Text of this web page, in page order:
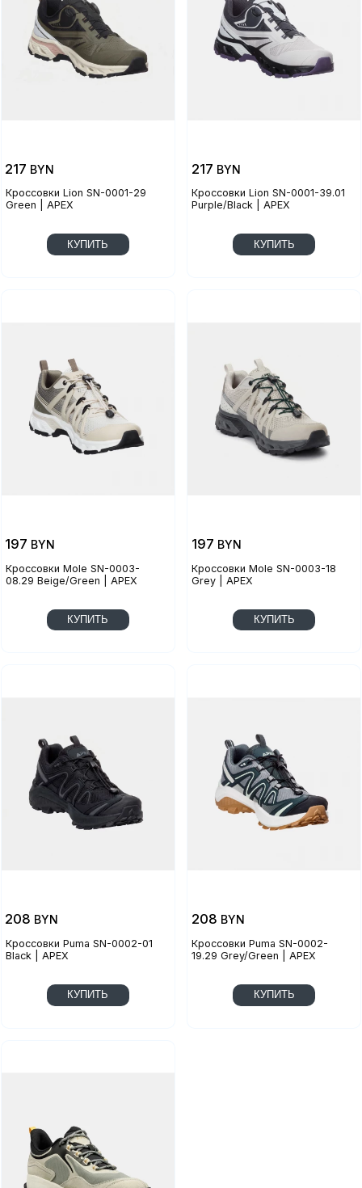
Кроссовки Lion SN-0001-29
Green | APEX
217 BYN
КУПИТЬ
Кроссовки Lion SN-0001-39.01
Purple/Black | APEX
217 BYN
КУПИТЬ
Кроссовки Mole SN-0003-
08.29 Beige/Green | APEX
197 BYN
КУПИТЬ
Кроссовки Mole SN-0003-18
Grey | APEX
197 BYN
КУПИТЬ
Кроссовки Puma SN-0002-01
Black | APEX
208 BYN
КУПИТЬ
Кроссовки Puma SN-0002-
19.29 Grey/Green | APEX
208 BYN
КУПИТЬ